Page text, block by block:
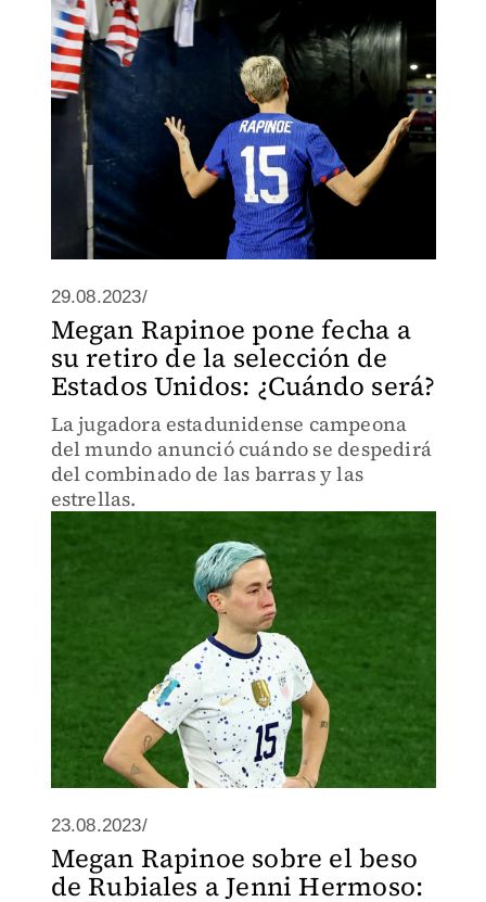
29.08.2023/
Megan Rapinoe pone fecha a
su retiro de la selección de
Estados Unidos: ¿Cuándo será?
La jugadora estadunidense campeona
del mundo anunció cuándo se despedirá
del combinado de las barras y las
estrellas.
23.08.2023/
Megan Rapinoe sobre el beso
de Rubiales a Jenni Hermoso: